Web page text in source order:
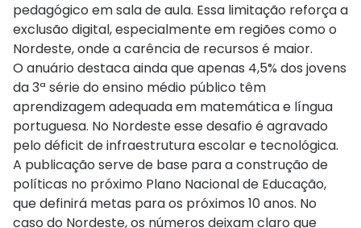
pedagógico em sala de aula. Essa limitação reforça a
exclusão digital, especialmente em regiões como o
Nordeste, onde a carência de recursos é maior.
O anuário destaca ainda que apenas 4,5% dos jovens
da 3ª série do ensino médio público têm
aprendizagem adequada em matemática e língua
portuguesa. No Nordeste esse desafio é agravado
pelo déficit de infraestrutura escolar e tecnológica.
A publicação serve de base para a construção de
políticas no próximo Plano Nacional de Educação,
que definirá metas para os próximos 10 anos. No
caso do Nordeste, os números deixam claro que